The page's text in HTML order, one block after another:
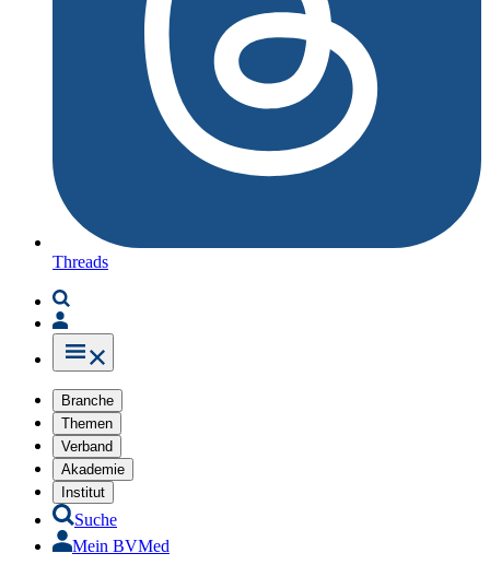
Threads
Branche
Themen
Verband
Akademie
Institut
Suche
Mein BVMed